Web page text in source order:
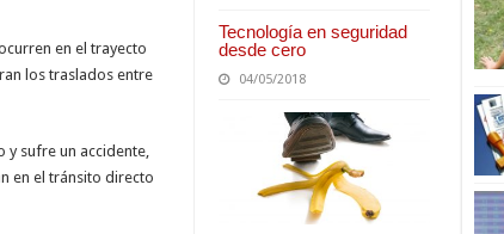
Tecnología en seguridad
desde cero
04/05/2018
en el trayecto
los traslados entre
sufre un accidente,
en el tránsito directo